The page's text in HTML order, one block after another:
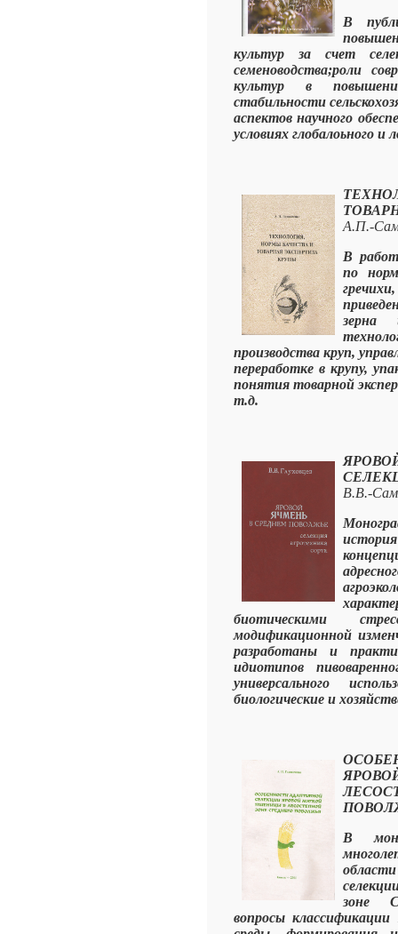
В
культур за счет
семеноводства;роли
культур в
стабильности
аспектов научного
условиях глобалоьного
А.П.-
В
по
зерна
производства круп,
переработке в крупу,
понятия товарной
т.д.
В.В.-
биотическими
модификационной
разработаны и
идиотипов
универсального
биологические и
В
зоне
вопросы